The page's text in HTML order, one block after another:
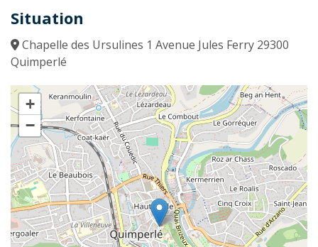
Situation
Chapelle des Ursulines 1 Avenue Jules Ferry 29300
Quimperlé
+
−